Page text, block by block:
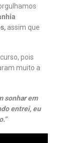
assim que
pois
muito a
sonhar em
entrei, eu